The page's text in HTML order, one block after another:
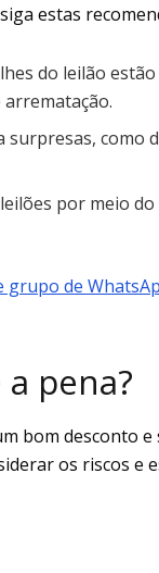
estas
do leilão
surpresas, como
por meio
grupo de
pena?
bom desconto
os riscos e